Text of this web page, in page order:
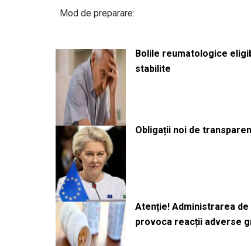
Mod de preparare:
Bolile reumatologice
stabilite
Obligații noi de
Atenție! Administrarea
provoca reacții adverse